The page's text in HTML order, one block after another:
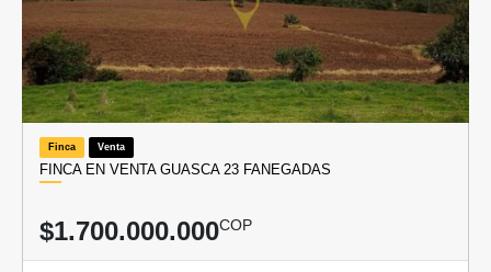
Finca Venta
FINCA EN VENTA GUASCA 23 FANEGADAS
$1.700.000.000COP